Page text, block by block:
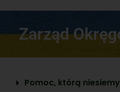
Zarząd
Pomoc, którą niesiemy